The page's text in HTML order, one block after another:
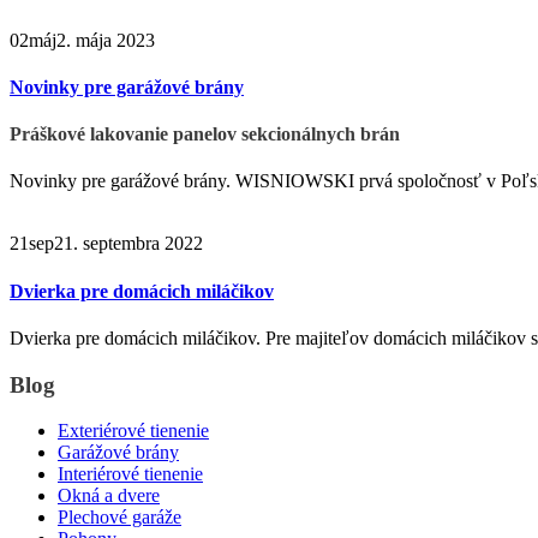
02máj2. mája 2023
Novinky pre garážové brány
Práškové lakovanie panelov sekcionálnych brán
Novinky pre garážové brány. WISNIOWSKI prvá spoločnosť v
21sep21. septembra 2022
Dvierka pre domácich miláčikov
Dvierka pre domácich miláčikov. Pre majiteľov domácich
Blog
Exteriérové tienenie
Garážové brány
Interiérové tienenie
Okná a dvere
Plechové garáže